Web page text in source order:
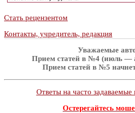
Стать рецензентом
Контакты, учредитель, редакция
Уважаемые
Прием статей в №4 (июль —
Прием статей в №5
Ответы на часто задаваемые
Остерегайтесь